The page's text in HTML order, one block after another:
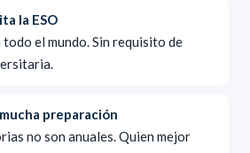
la ESO
el mundo. Sin requisito de
preparación
no son anuales. Quien mejor